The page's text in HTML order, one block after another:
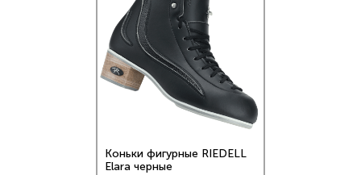
Коньки фигурные RIEDELL
Elara черные